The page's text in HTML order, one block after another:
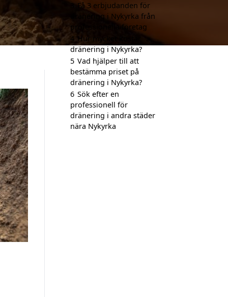
3 Få 3 erbjudanden för
dränering i Nykyrka från
professionella företag
4 Hur mycket kostar
dränering i Nykyrka?
5 Vad hjälper till att
bestämma priset på
dränering i Nykyrka?
6 Sök efter en
professionell för
dränering i andra städer
nära Nykyrka